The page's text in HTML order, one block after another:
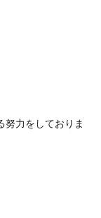
努力をしておりま